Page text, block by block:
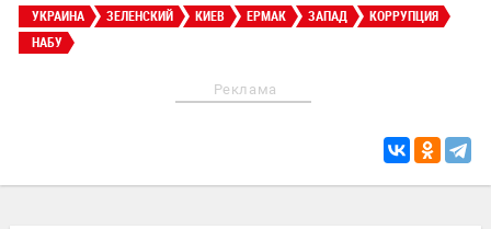
УКРАИНА ЗЕЛЕНСКИЙ КИЕВ ЕРМАК ЗАПАД
КОРРУПЦИЯ
НАБУ
Реклама